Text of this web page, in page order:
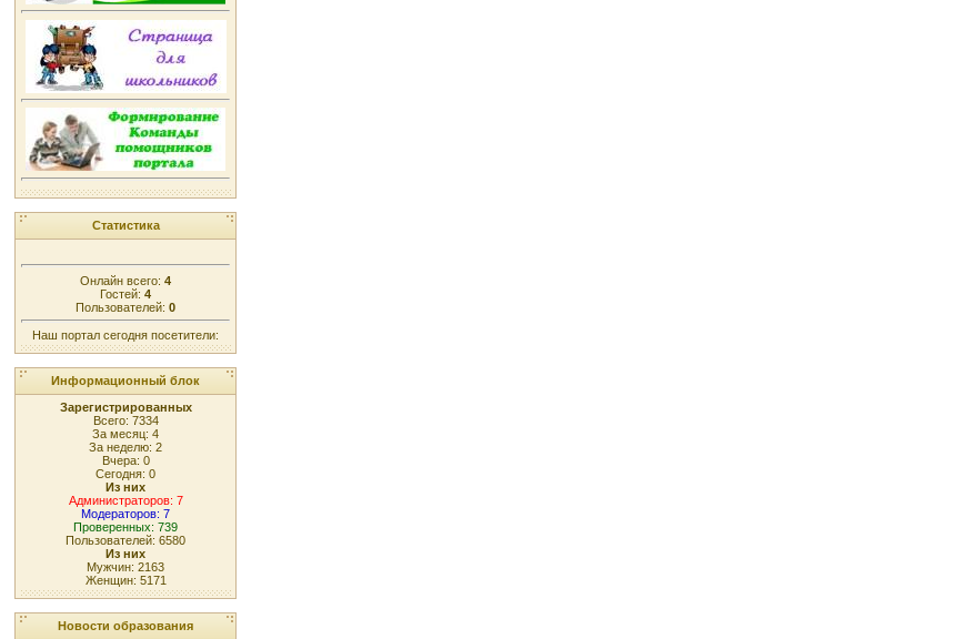
Статистика
Онлайн всего: 4
Гостей: 4
Пользователей: 0
Наш портал сегодня посетители:
Информационный блок
Зарегистрированных
Всего: 7334
За месяц: 4
За неделю: 2
Вчера: 0
Сегодня: 0
Из них
Администраторов: 7
Модераторов: 7
Проверенных: 739
Пользователей: 6580
Из них
Мужчин: 2163
Женщин: 5171
Новости образования